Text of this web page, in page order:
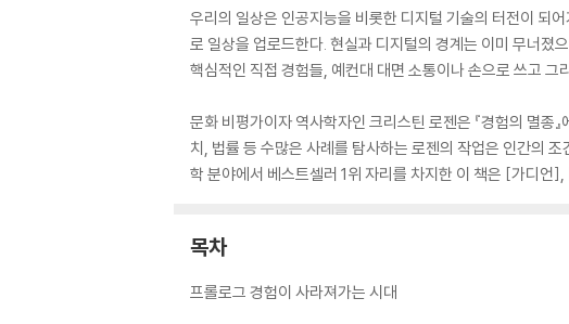
우리의 일상은 인공지능을 비롯한 디지털 기술의 터전이 되
로 일상을 업로드한다. 현실과 디지털의 경계는 이미 무너졌
핵심적인 직접 경험들, 예컨대 대면 소통이나 손으로 쓰고
문화 비평가이자 역사학자인 크리스틴 로젠은 『경험의 멸종
치, 법률 등 수많은 사례를 탐사하는 로젠의 작업은 인간의
학 분야에서 베스트셀러 1위 자리를 차지한 이 책은 [가디언
목차
프롤로그 경험이 사라져가는 시대